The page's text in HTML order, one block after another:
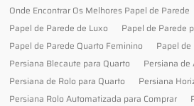
Onde Encontrar Os Melhores Papel de Parede
Papel de Parede de Luxo
Papel de Parede
Papel de Parede Quarto Feminino
Papel
Persiana Blecaute para Quarto
Persiana
Persiana de Rolo para Quarto
Persiana
Persiana Rolo Automatizada para Comprar